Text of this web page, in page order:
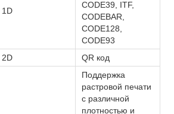
1D
CODE39, ITF,
CODEBAR,
CODE128,
CODE93
2D
QR код
Поддержка
растровой печати
с различной
плотностью и